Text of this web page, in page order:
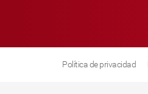
Política de privacidad